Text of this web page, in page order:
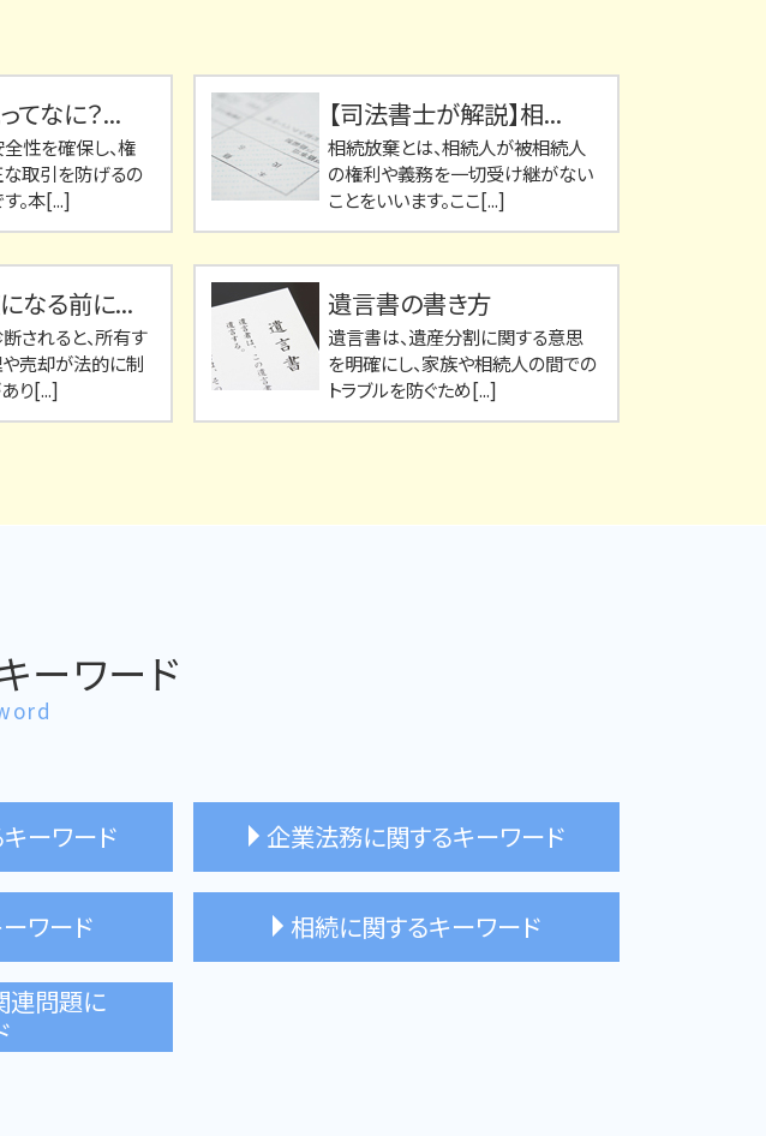
てなに？...
性を確保し、権
取引を防げるの
。本[...]
【司法書士が解説】相...
相続放棄とは、相続人が被相続人
の権利や義務を一切受け継がない
ことをいいます。ここ[...]
なる前に...
されると、所有す
売却が法的に制
り[...]
遺言書の書き方
遺言書は、遺産分割に関する意思
を明確にし、家族や相続人の間での
トラブルを防ぐため[...]
ーワード
ーワード
士
ト
企業法務に関するキーワード
予防法務 司法書士 新宿
リーガルチェック 司法書士
ワード 相続に関するキーワード
連問題に